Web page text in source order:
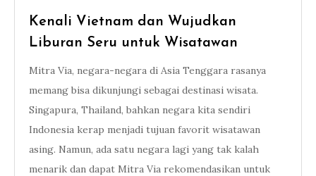
Kenali Vietnam dan Wujudkan
Liburan Seru untuk Wisatawan
Mitra Via, negara-negara di Asia Tenggara rasanya
memang bisa dikunjungi sebagai destinasi wisata.
Singapura, Thailand, bahkan negara kita sendiri
Indonesia kerap menjadi tujuan favorit wisatawan
asing. Namun, ada satu negara lagi yang tak kalah
menarik dan dapat Mitra Via rekomendasikan untuk